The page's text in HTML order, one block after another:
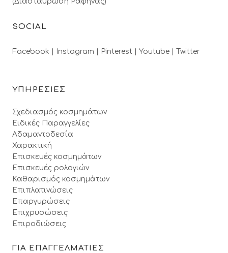
SOCIAL
Facebook | Instagram | Pinterest | Youtube | Twitter
ΥΠΗΡΕΣΙΕΣ
Σχεδιασμός κοσμημάτων
Ειδικές Παραγγελίες
Αδαμαντοδεσία
Χαρακτική
Επισκευές κοσμημάτων
Επισκευές ρολογιών
Καθαρισμός κοσμημάτων
Επιπλατινώσεις
Επαργυρώσεις
Επιχρυσώσεις
Επιροδιώσεις
ΓΙΑ ΕΠΑΓΓΕΛΜΑΤΙΕΣ